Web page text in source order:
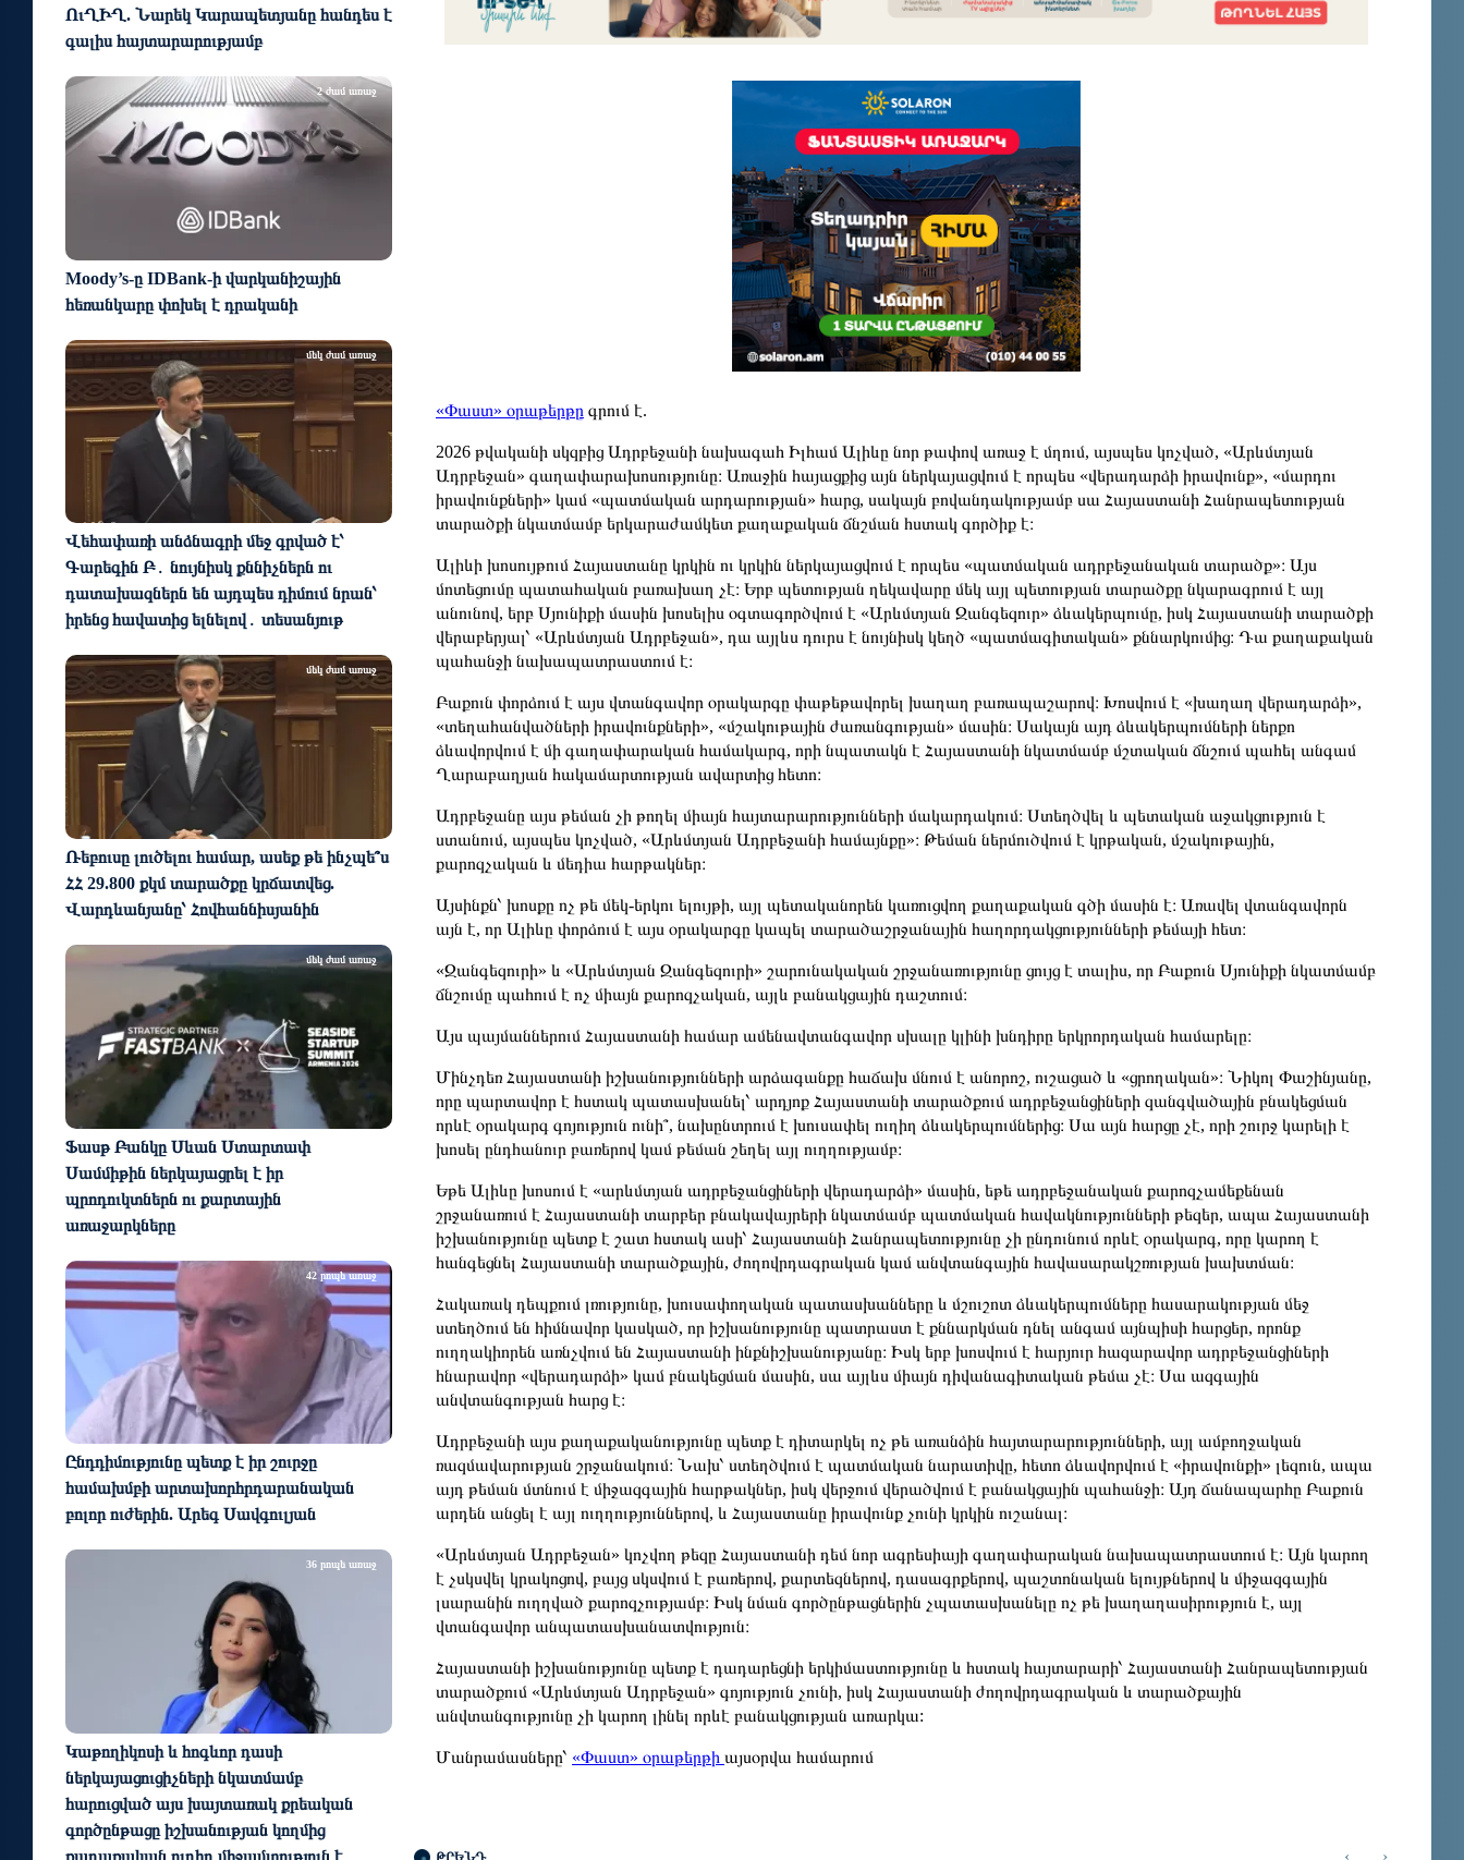
ՈւՂԻՂ. Նարեկ Կարապետյանը հանդես է
գալիս հայտարարությամբ
Moody’s-ը IDBank-ի վարկանիշային
հեռանկարը փոխել է դրականի
2 ժամ առաջ
Վեհափառի անձնագրի մեջ գրված է՝
Գարեգին Բ․ նույնիսկ քննիչներն ու
դատախազներն են այդպես դիմում նրան՝
իրենց հավատից ելնելով․ տեսանյութ
մեկ ժամ առաջ
Ռեբուսը լուծելու համար, ասեք թե ինչպե՞ս
ՀՀ 29.800 քկմ տարածքը կրճատվեց.
Վարդևանյանը՝ Հովհաննիսյանին
մեկ ժամ առաջ
Ֆասթ Բանկը Սևան Ստարտափ
Սամմիթին ներկայացրել է իր
պրոդուկտներն ու քարտային
առաջարկները
մեկ ժամ առաջ
Ընդդիմությունը պետք է իր շուրջը
համախմբի արտախորհրդարանական
բոլոր ուժերին. Արեգ Սավգուլյան
42 րոպե առաջ
Կաթողիկոսի և հոգևոր դասի
ներկայացուցիչների նկատմամբ
հարուցված այս խայտառակ քրեական
գործընթացը իշխանության կողմից
քաղաքական ուղիղ միջամտություն է
36 րոպե առաջ
«Փաստ» օրաթերթը գրում է.
2026 թվականի սկզբից Ադրբեջանի նախագահ Իլհամ Ալիևը նոր թափով առաջ է մղում, այսպես կոչված, «Արևմտյան
Ադրբեջան» գաղափարախոսությունը։ Առաջին հայացքից այն ներկայացվում է որպես «վերադարձի իրավունք», «մարդու
իրավունքների» կամ «պատմական արդարության» հարց, սակայն բովանդակությամբ սա Հայաստանի Հանրապետության
տարածքի նկատմամբ երկարաժամկետ քաղաքական ճնշման հստակ գործիք է։
Ալիևի խոսույթում Հայաստանը կրկին ու կրկին ներկայացվում է որպես «պատմական ադրբեջանական տարածք»։ Այս
մոտեցումը պատահական բառախաղ չէ։ Երբ պետության ղեկավարը մեկ այլ պետության տարածքը նկարագրում է այլ
անունով, երբ Սյունիքի մասին խոսելիս օգտագործվում է «Արևմտյան Զանգեզուր» ձևակերպումը, իսկ Հայաստանի տարածքի
վերաբերյալ՝ «Արևմտյան Ադրբեջան», դա այլևս դուրս է նույնիսկ կեղծ «պատմագիտական» քննարկումից։ Դա քաղաքական
պահանջի նախապատրաստում է։
Բաքուն փորձում է այս վտանգավոր օրակարգը փաթեթավորել խաղաղ բառապաշարով։ Խոսվում է «խաղաղ վերադարձի»,
«տեղահանվածների իրավունքների», «մշակութային ժառանգության» մասին։ Սակայն այդ ձևակերպումների ներքո
ձևավորվում է մի գաղափարական համակարգ, որի նպատակն է Հայաստանի նկատմամբ մշտական ճնշում պահել անգամ
Ղարաբաղյան հակամարտության ավարտից հետո։
Ադրբեջանը այս թեման չի թողել միայն հայտարարությունների մակարդակում։ Ստեղծվել և պետական աջակցություն է
ստանում, այսպես կոչված, «Արևմտյան Ադրբեջանի համայնքը»։ Թեման ներմուծվում է կրթական, մշակութային,
քարոզչական և մեդիա հարթակներ։
Այսինքն՝ խոսքը ոչ թե մեկ-երկու ելույթի, այլ պետականորեն կառուցվող քաղաքական գծի մասին է։ Առավել վտանգավորն
այն է, որ Ալիևը փորձում է այս օրակարգը կապել տարածաշրջանային հաղորդակցությունների թեմայի հետ։
«Զանգեզուրի» և «Արևմտյան Զանգեզուրի» շարունակական շրջանառությունը ցույց է տալիս, որ Բաքուն Սյունիքի նկատմամբ
ճնշումը պահում է ոչ միայն քարոզչական, այլև բանակցային դաշտում։
Այս պայմաններում Հայաստանի համար ամենավտանգավոր սխալը կլինի խնդիրը երկրորդական համարելը։
Մինչդեռ Հայաստանի իշխանությունների արձագանքը հաճախ մնում է անորոշ, ուշացած և «ցրողական»։ Նիկոլ Փաշինյանը,
որը պարտավոր է հստակ պատասխանել՝ արդյոք Հայաստանի տարածքում ադրբեջանցիների զանգվածային բնակեցման
որևէ օրակարգ գոյություն ունի՞, նախընտրում է խուսափել ուղիղ ձևակերպումներից։ Սա այն հարցը չէ, որի շուրջ կարելի է
խոսել ընդհանուր բառերով կամ թեման շեղել այլ ուղղությամբ։
Եթե Ալիևը խոսում է «արևմտյան ադրբեջանցիների վերադարձի» մասին, եթե ադրբեջանական քարոզչամեքենան
շրջանառում է Հայաստանի տարբեր բնակավայրերի նկատմամբ պատմական հավակնությունների թեզեր, ապա Հայաստանի
իշխանությունը պետք է շատ հստակ ասի՝ Հայաստանի Հանրապետությունը չի ընդունում որևէ օրակարգ, որը կարող է
հանգեցնել Հայաստանի տարածքային, ժողովրդագրական կամ անվտանգային հավասարակշռության խախտման։
Հակառակ դեպքում լռությունը, խուսափողական պատասխանները և մշուշոտ ձևակերպումները հասարակության մեջ
ստեղծում են հիմնավոր կասկած, որ իշխանությունը պատրաստ է քննարկման դնել անգամ այնպիսի հարցեր, որոնք
ուղղակիորեն առնչվում են Հայաստանի ինքնիշխանությանը։ Իսկ երբ խոսվում է հարյուր հազարավոր ադրբեջանցիների
հնարավոր «վերադարձի» կամ բնակեցման մասին, սա այլևս միայն դիվանագիտական թեմա չէ։ Սա ազգային
անվտանգության հարց է։
Ադրբեջանի այս քաղաքականությունը պետք է դիտարկել ոչ թե առանձին հայտարարությունների, այլ ամբողջական
ռազմավարության շրջանակում։ Նախ՝ ստեղծվում է պատմական նարատիվը, հետո ձևավորվում է «իրավունքի» լեզուն, ապա
այդ թեման մտնում է միջազգային հարթակներ, իսկ վերջում վերածվում է բանակցային պահանջի։ Այդ ճանապարհը Բաքուն
արդեն անցել է այլ ուղղություններով, և Հայաստանը իրավունք չունի կրկին ուշանալ։
«Արևմտյան Ադրբեջան» կոչվող թեզը Հայաստանի դեմ նոր ագրեսիայի գաղափարական նախապատրաստում է։ Այն կարող
է չսկսվել կրակոցով, բայց սկսվում է բառերով, քարտեզներով, դասագրքերով, պաշտոնական ելույթներով և միջազգային
լսարանին ուղղված քարոզչությամբ։ Իսկ նման գործընթացներին չպատասխանելը ոչ թե խաղաղասիրություն է, այլ
վտանգավոր անպատասխանատվություն։
Հայաստանի իշխանությունը պետք է դադարեցնի երկիմաստությունը և հստակ հայտարարի՝ Հայաստանի Հանրապետության
տարածքում «Արևմտյան Ադրբեջան» գոյություն չունի, իսկ Հայաստանի ժողովրդագրական և տարածքային
անվտանգությունը չի կարող լինել որևէ բանակցության առարկա:
Մանրամասները՝ «Փաստ» օրաթերթի այսօրվա համարում
ԹՐԵՆԴ